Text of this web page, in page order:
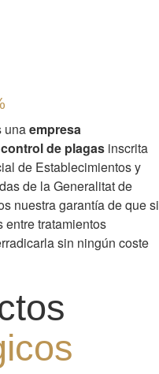
unaempresa
de plagas inscrita
de Establecimientos y
de la Generalitat de
nuestra garantía de que si
tratamientos
sin ningún coste